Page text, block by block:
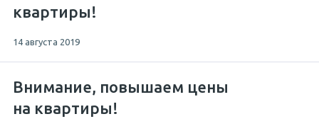
квартиры!
14 августа 2019
Внимание, повышаем цены
на квартиры!